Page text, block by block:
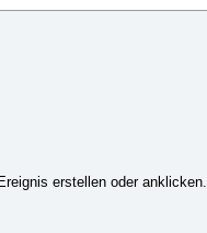
erstellen oder anklicken.